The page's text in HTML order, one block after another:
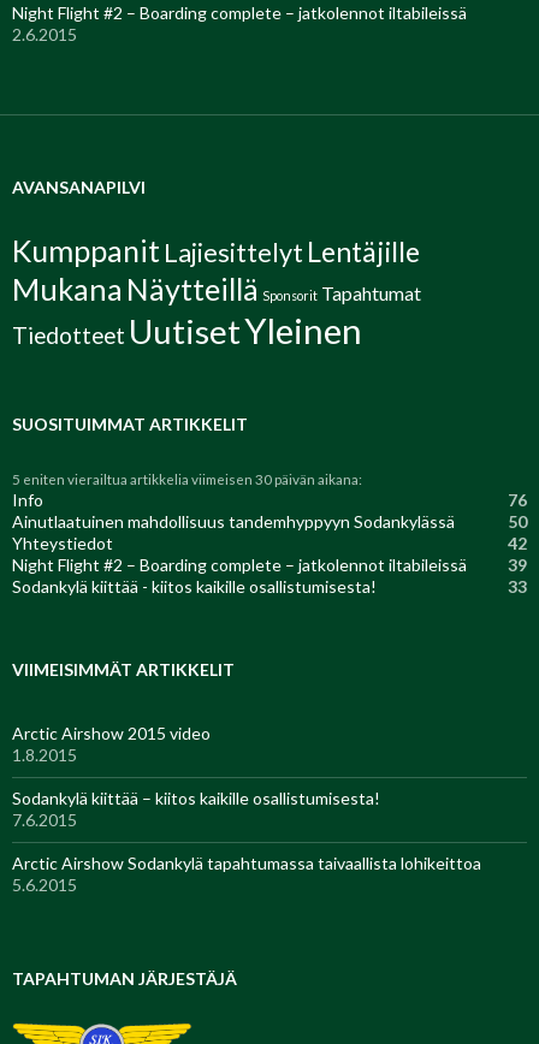
Night Flight #2 – Boarding complete – jatkolennot iltabileissä
2.6.2015
AVANSANAPILVI
Kumppanit Lajiesittelyt Lentäjille
Mukana Näytteillä Sponsorit Tapahtumat
Tiedotteet UutisetYleinen
SUOSITUIMMAT ARTIKKELIT
5 eniten vierailtua artikkelia viimeisen 30 päivän aikana:
Info
76
Ainutlaatuinen mahdollisuus tandemhyppyyn Sodankylässä
50
Yhteystiedot
42
Night Flight #2 – Boarding complete – jatkolennot iltabileissä
39
Sodankylä kiittää - kiitos kaikille osallistumisesta!
33
VIIMEISIMMÄT ARTIKKELIT
Arctic Airshow 2015 video
1.8.2015
Sodankylä kiittää – kiitos kaikille osallistumisesta!
7.6.2015
Arctic Airshow Sodankylä tapahtumassa taivaallista lohikeittoa
5.6.2015
TAPAHTUMAN JÄRJESTÄJÄ